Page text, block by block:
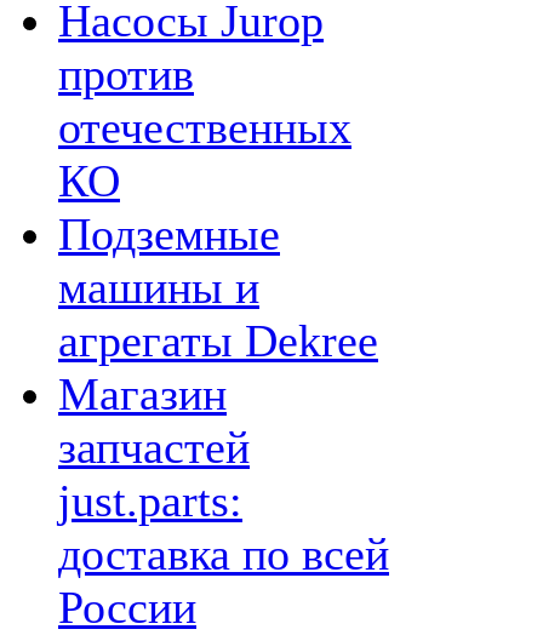
Насосы Jurop
против
отечественных
КО
Подземные
машины и
агрегаты Dekree
Магазин
запчастей
just.parts:
доставка по всей
России